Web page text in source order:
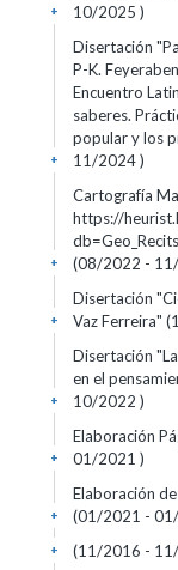
10/2025 )
+
Disertación
P-K.
Encuentro
saberes.
popular y los
11/2024 )
+
Cartografía
https://
(08/2022 -
+
Disertación
Vaz Ferreira"
+
Disertación
en el
10/2022 )
+
Elaboración
01/2021 )
+
Elaboración
(01/2021 -
+
(11/2016 -
+